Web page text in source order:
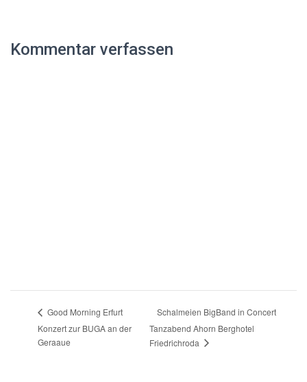
Kommentar verfassen
Good Morning Erfurt
Konzert zur BUGA an der
Geraaue
Schalmeien BigBand in Concert
Tanzabend Ahorn Berghotel
Friedrichroda